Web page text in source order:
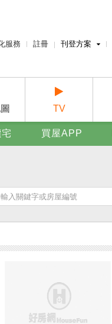
服務 註冊 刊登方案
賣屋刊登
廣告刊登
TV
買屋APP